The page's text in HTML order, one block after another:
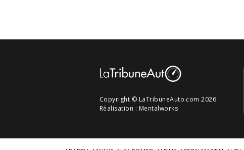
Copyright © LaTribuneAuto.com 2026
Réalisation : Mentalworks